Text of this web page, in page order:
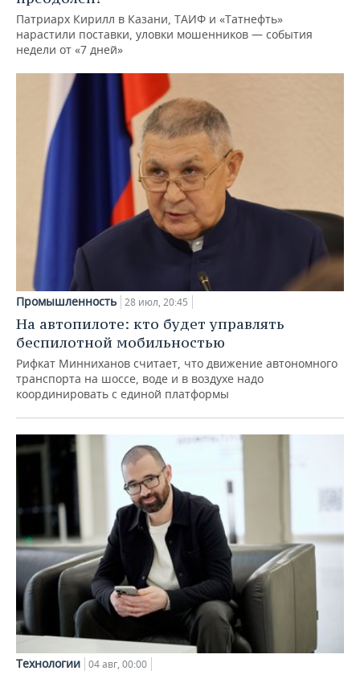
Патриарх Кирилл в Казани, ТАИФ и «Татнефть»
нарастили поставки, уловки мошенников — события
недели от «7 дней»
Промышленность 28 июл, 20:45
На автопилоте: кто будет управлять
беспилотной мобильностью
Рифкат Минниханов считает, что движение автономного
транспорта на шоссе, воде и в воздухе надо
координировать с единой платформы
Технологии 04 авг, 00:00